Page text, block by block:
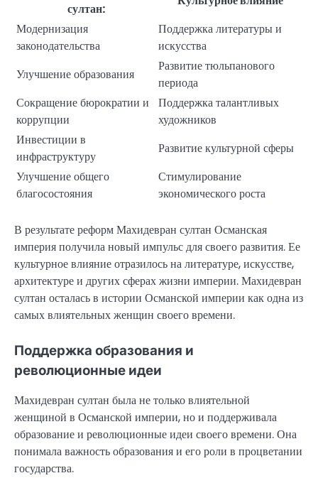
султан:
Модернизация
законодательства
Поддержка литературы и
искусства
Улучшение образования
Развитие тюльпанового
периода
Сокращение бюрократии и
коррупции
Поддержка талантливых
художников
Инвестиции в
инфраструктуру
Развитие культурной сферы
Улучшение общего
благосостояния
Стимулирование
экономического роста
В результате реформ Махидевран султан Османская
империя получила новый импульс для своего развития. Ее
культурное влияние отразилось на литературе, искусстве,
архитектуре и других сферах жизни империи. Махидевран
султан осталась в истории Османской империи как одна из
самых влиятельных женщин своего времени.
Поддержка образования и
революционные идеи
Махидевран султан была не только влиятельной
женщиной в Османской империи, но и поддерживала
образование и революционные идеи своего времени. Она
понимала важность образования и его роли в процветании
государства.